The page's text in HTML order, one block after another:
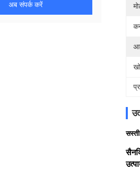
अब संपर्क करें